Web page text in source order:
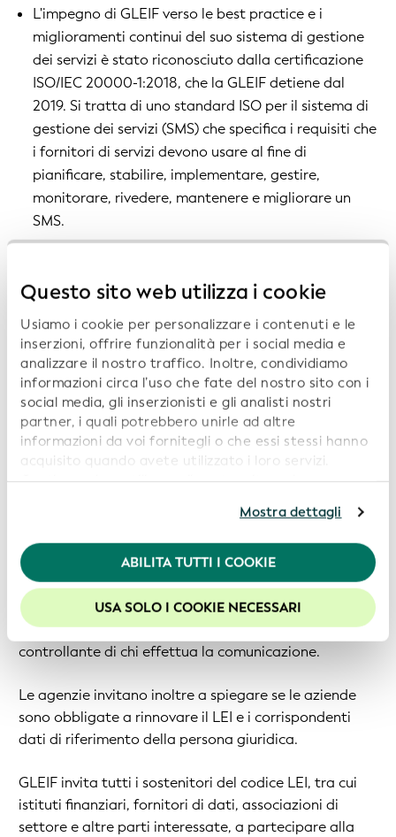
Questo sito web utilizza i cookie
Usiamo i cookie per personalizzare i contenuti e le
inserzioni, offrire funzionalità per i social media e
analizzare il nostro traffico. Inoltre, condividiamo
informazioni circa l’uso che fate del nostro sito con i
social media, gli inserzionisti e gli analisti nostri
partner, i quali potrebbero unirle ad altre
informazioni da voi fornitegli o che essi stessi hanno
acquisito quando avete utilizzato i loro servizi.
Continuando a utilizzare il nostro sito web,
informazioni, siete pregati di consultare la nostra
Politica in materia di privacy.
Per usufruire della migliore esperienza sul nostro sito
web, consigliamo di lasciare i cookie abilitati.
Mostra dettagli
ABILITA TUTTI I COOKIE
USA SOLO I COOKIE NECESSARI
L'impegno di GLEIF verso le best practice e i
miglioramenti continui del suo sistema di gestione
dei servizi è stato riconosciuto dalla certificazione
ISO/IEC 20000-1:2018, che la GLEIF detiene dal
2019. Si tratta di uno standard ISO per il sistema di
gestione dei servizi (SMS) che specifica i requisiti che
i fornitori di servizi devono usare al fine di
pianificare, stabilire, implementare, gestire,
monitorare, rivedere, mantenere e migliorare un
SMS.
identificare in modo inequivocabile le società e le
strutture aziendali in tutto il mondo. Solidi
meccanismi e controlli di qualità dei dati
garantiscono che i dati delle entità all'interno
dell'Indice globale dei codici LEI siano della
massima qualità.
Fai sentire la tua voce: sostieni i codici LEI nell'FDTA
codice LEI come standard dei dati per gli identificativi
delle persone giuridiche nella norma congiunta
proposta. Le agenzie richiedono commenti sull'uso del
codice LEI per identificare le persone giuridiche
collegate alla figura che deposita una particolare
relazione, come una società controllata o una società
controllante di chi effettua la comunicazione.
Le agenzie invitano inoltre a spiegare se le aziende
sono obbligate a rinnovare il LEI e i corrispondenti
dati di riferimento della persona giuridica.
GLEIF invita tutti i sostenitori del codice LEI, tra cui
istituti finanziari, fornitori di dati, associazioni di
settore e altre parti interessate, a partecipare alla